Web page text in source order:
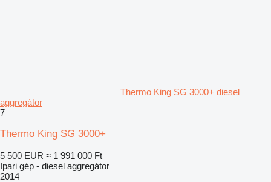
Thermo King SG 3000+ diesel
aggregátor
7
Thermo King SG 3000+
5 500 EUR ≈ 1 991 000 Ft
Ipari gép - diesel aggregátor
2014